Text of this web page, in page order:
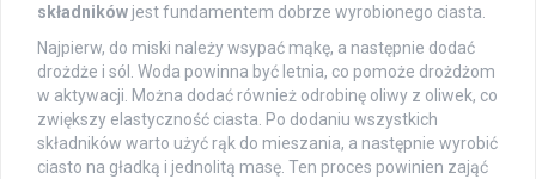
składników jest fundamentem dobrze wyrobionego ciasta.
Najpierw, do miski należy wsypać mąkę, a następnie dodać
drożdże i sól. Woda powinna być letnia, co pomoże drożdżom
w aktywacji. Można dodać również odrobinę oliwy z oliwek, co
zwiększy elastyczność ciasta. Po dodaniu wszystkich
składników warto użyć rąk do mieszania, a następnie wyrobić
ciasto na gładką i jednolitą masę. Ten proces powinien zająć